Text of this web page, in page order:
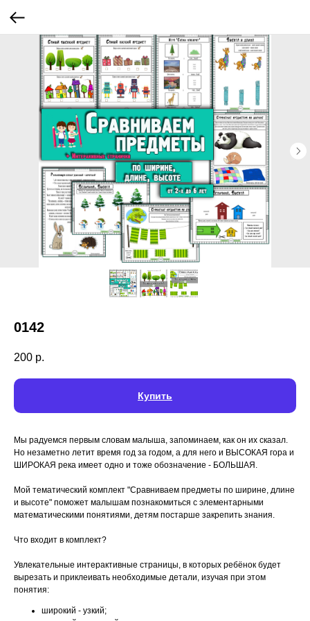
0142
200 р.
Купить
Мы радуемся первым словам малыша, запоминаем, как он их сказал.
Но незаметно летит время год за годом, а для него и ВЫСОКАЯ гора и
ШИРОКАЯ река имеет одно и тоже обозначение - БОЛЬШАЯ.
Мой тематический комплект "Сравниваем предметы по ширине, длине
и высоте" поможет малышам познакомиться с элементарными
математическими понятиями, детям постарше закрепить знания.
Что входит в комплект?
Увлекательные интерактивные страницы, в которых ребёнок будет
вырезать и приклеивать необходимые детали, изучая при этом
понятия:
широкий - узкий;